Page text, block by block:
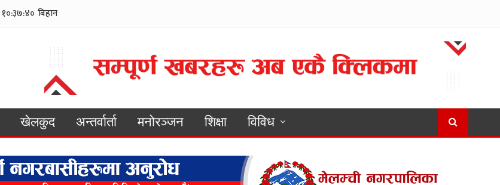
१०:३७:४२ बिहान
खेलकुद अन्तर्वार्ता मनोरञ्जन शिक्षा
विविध